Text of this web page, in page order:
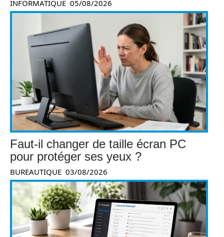
INFORMATIQUE 05/08/2026
Faut-il changer de taille écran PC
pour protéger ses yeux ?
BUREAUTIQUE 03/08/2026